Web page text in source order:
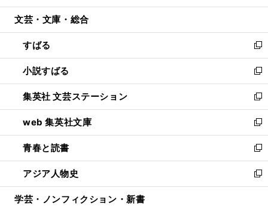
開
ウ
開
く
ン
ウ
で
開
く
ウ
ン
ド
ウ
で
開
く
文芸・文庫・総合
すばる
新
し
い
ウ
ィ
ン
ド
ウ
で
開
く
小説すばる
新
し
い
ウ
ィ
ン
ド
ウ
で
開
集英社 文芸ステーション
新
し
い
ウ
ィ
ン
ド
ウ
web 集英社文庫
新
し
い
ウ
ィ
ン
青春と読書
新
し
い
ウ
アジア人物史
新
し
学芸・ノンフィクション・新書